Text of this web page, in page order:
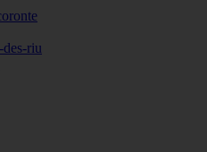
des-riu